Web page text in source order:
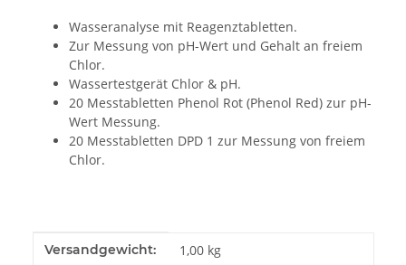
Wasseranalyse mit Reagenztabletten.
Zur Messung von pH-Wert und Gehalt an freiem
Chlor.
Wassertestgerät Chlor & pH.
20 Messtabletten Phenol Rot (Phenol Red) zur pH-
Wert Messung.
20 Messtabletten DPD 1 zur Messung von freiem
Chlor.
Produkteigenschaft
Wert
Versandgewicht: 1,00 kg